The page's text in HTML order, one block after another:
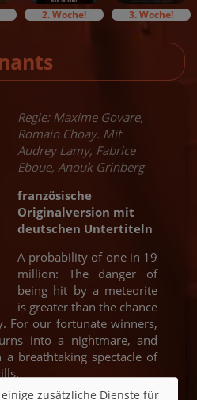
2. Woche! 3. Woche!
Regie: Maxime Govare,
Romain Choay. Mit
Audrey Lamy, Fabrice
Eboue, Anouk Grinberg
französische
Originalversion mit
deutschen Untertiteln
A probability of one in 19
million: The danger of
being hit by a meteorite
is greater than the chance
For our fortunate winners,
into a nightmare, and
breathtaking spectacle of
zusätzliche Dienste für